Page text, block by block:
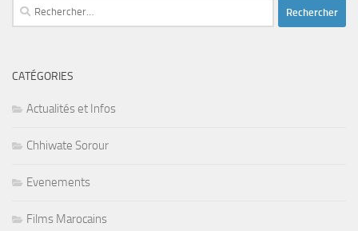
Rechercher :
CATÉGORIES
Actualités et Infos
Chhiwate Sorour
Evenements
Films Marocains